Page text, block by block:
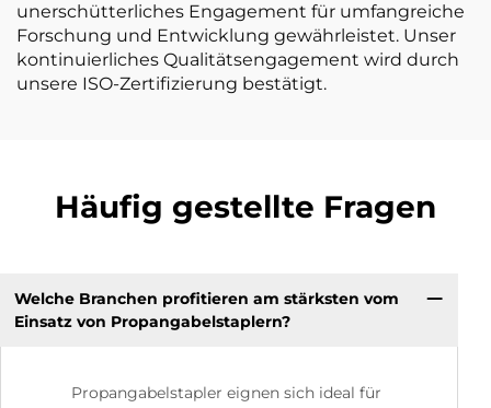
unerschütterliches Engagement für umfangreiche
Forschung und Entwicklung gewährleistet. Unser
kontinuierliches Qualitätsengagement wird durch
unsere ISO-Zertifizierung bestätigt.
Häufig gestellte Fragen
Welche Branchen profitieren am stärksten vom
Einsatz von Propangabelstaplern?
Propangabelstapler eignen sich ideal für